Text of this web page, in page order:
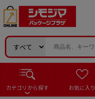
カテゴリから探す お気に入り